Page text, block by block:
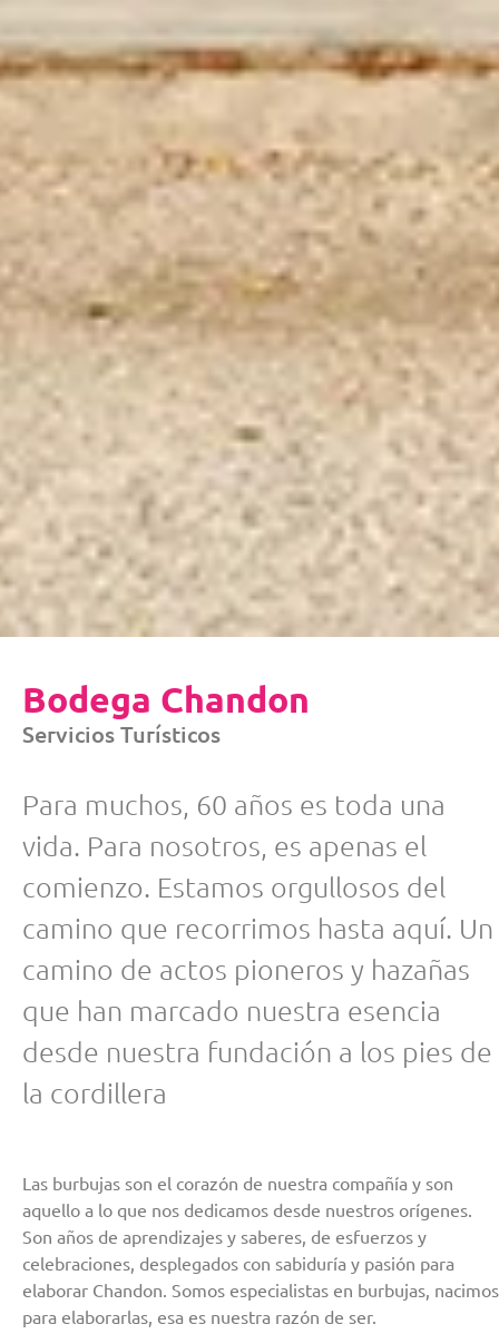
Bodega Chandon
Servicios Turísticos
Para muchos, 60 años es toda una
vida. Para nosotros, es apenas el
comienzo. Estamos orgullosos del
camino que recorrimos hasta aquí. Un
camino de actos pioneros y hazañas
que han marcado nuestra esencia
desde nuestra fundación a los pies de
la cordillera
Las burbujas son el corazón de nuestra compañía y son
aquello a lo que nos dedicamos desde nuestros orígenes.
Son años de aprendizajes y saberes, de esfuerzos y
celebraciones, desplegados con sabiduría y pasión para
elaborar Chandon. Somos especialistas en burbujas, nacimos
para elaborarlas, esa es nuestra razón de ser.